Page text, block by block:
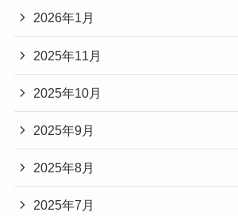
2026年1月
2025年11月
2025年10月
2025年9月
2025年8月
2025年7月